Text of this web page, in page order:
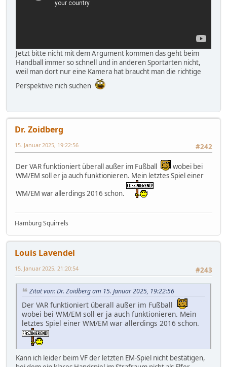
Jetzt bitte nicht mit dem Argument kommen das geht beim
Handball immer so schnell und in anderen Sportarten nicht,
weil man dort nur eine Kamera hat braucht man die richtige
Perspektive nich suchen
Dr. Zoidberg
#242
15. Januar 2025, 19:22:56
Der VAR funktioniert überall außer im Fußball
wobei bei
WM/EM soll er ja auch funktionieren. Mein letztes Spiel einer
WM/EM war allerdings 2016 schon.
Hamburg Squirrels
Louis Lavendel
#243
15. Januar 2025, 21:20:54
Zitat von: Dr. Zoidberg am 15. Januar 2025, 19:22:56
Der VAR funktioniert überall außer im Fußball
wobei bei WM/EM soll er ja auch funktionieren. Mein
letztes Spiel einer WM/EM war allerdings 2016 schon.
Kann ich leider beim VF der letzten EM-Spiel nicht bestätigen,